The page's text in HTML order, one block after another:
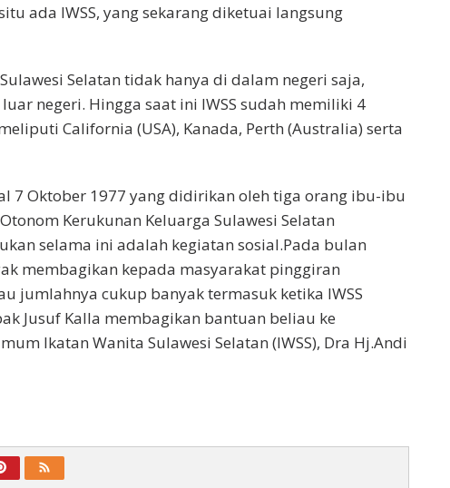
ada IWSS, yang sekarang diketuai langsung
Selatan tidak hanya di dalam negeri saja,
negeri. Hingga saat ini IWSS sudah memiliki 4
California (USA), Kanada, Perth (Australia) serta
7 Oktober 1977 yang didirikan oleh tiga orang ibu-ibu
Kerukunan Keluarga Sulawesi Selatan
selama ini adalah kegiatan sosial.Pada bulan
membagikan kepada masyarakat pinggiran
jumlahnya cukup banyak termasuk ketika IWSS
Jusuf Kalla membagikan bantuan beliau ke
Ikatan Wanita Sulawesi Selatan (IWSS), Dra Hj.Andi